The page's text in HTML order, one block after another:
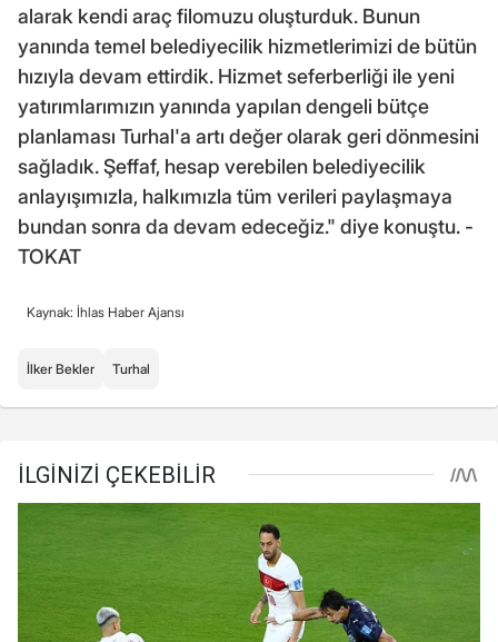
alarak kendi araç filomuzu oluşturduk. Bunun
yanında temel belediyecilik hizmetlerimizi de bütün
hızıyla devam ettirdik. Hizmet seferberliği ile yeni
yatırımlarımızın yanında yapılan dengeli bütçe
planlaması Turhal'a artı değer olarak geri dönmesini
sağladık. Şeffaf, hesap verebilen belediyecilik
anlayışımızla, halkımızla tüm verileri paylaşmaya
bundan sonra da devam edeceğiz." diye konuştu. -
TOKAT
Kaynak: İhlas Haber Ajansı
İlker Bekler Turhal